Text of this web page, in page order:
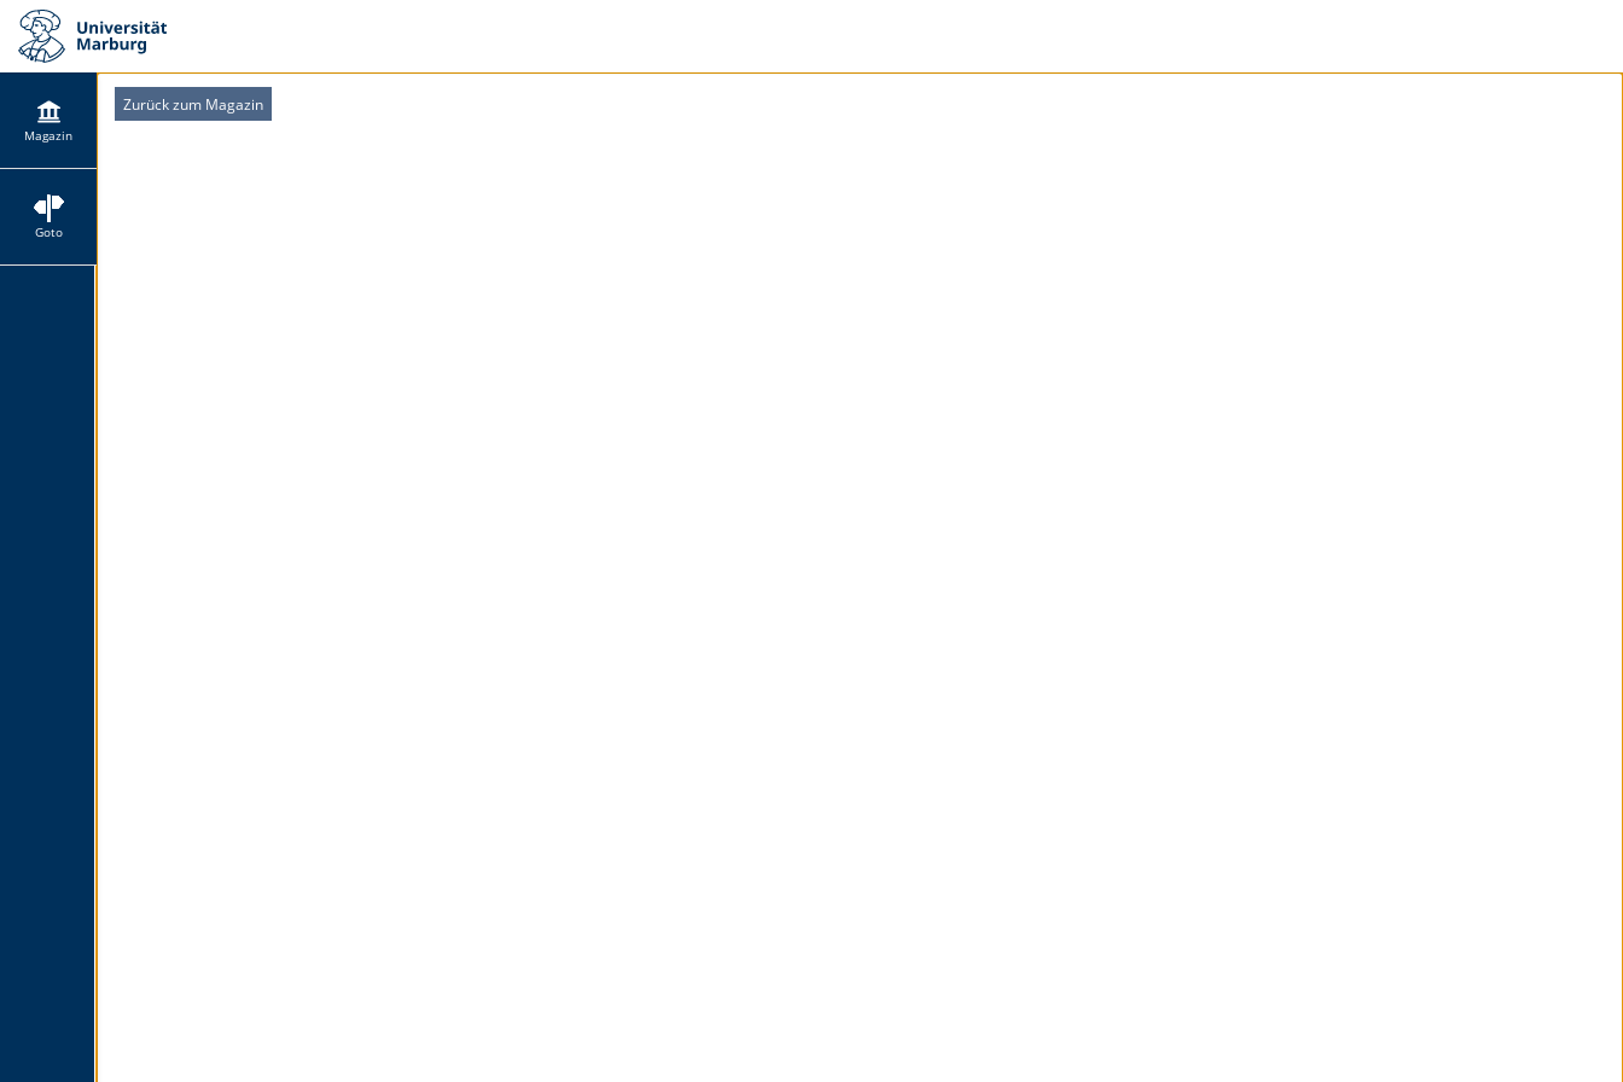
Magazin
Goto
Zurück zum Magazin